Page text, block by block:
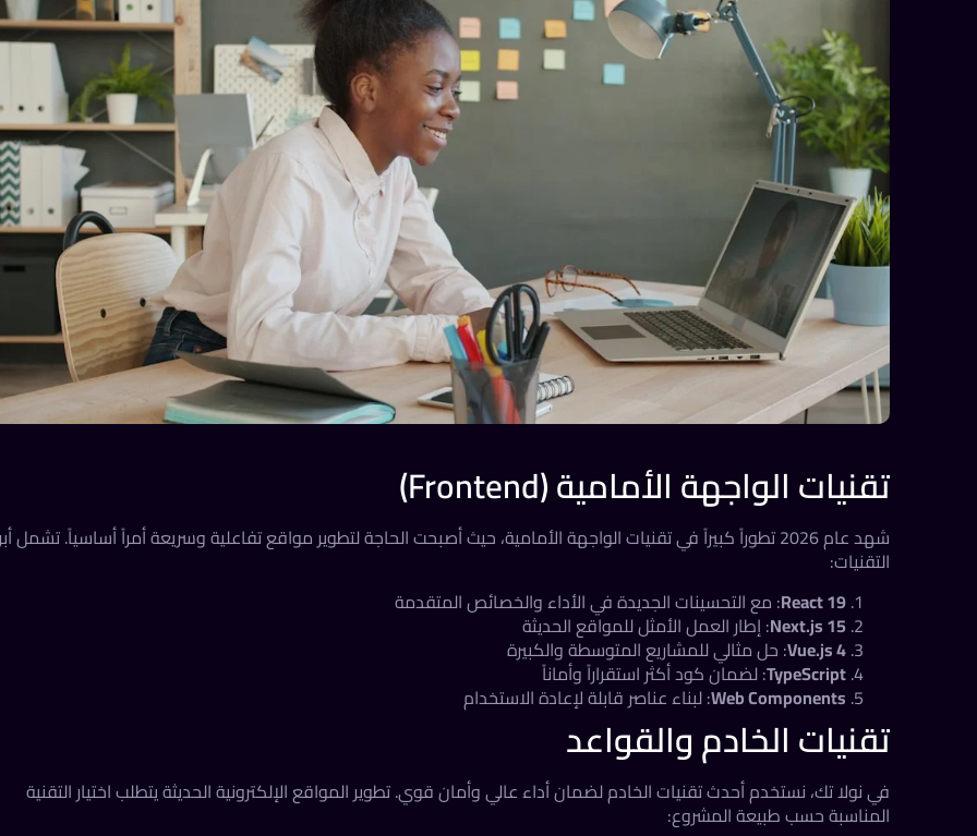
تقنيات الواجهة الأمامية (Frontend)
شهد عام 2026 تطوراً كبيراً في تقنيات الواجهة الأمامية، حيث أصبحت الحاجة لتطوير مواقع تفاعلية وسريعة أمراً أساسياً. تشمل
التقنيات:
React 19: مع التحسينات الجديدة في الأداء والخصائص المتقدمة
Next.js 15: إطار العمل الأمثل للمواقع الحديثة
Vue.js 4: حل مثالي للمشاريع المتوسطة والكبيرة
TypeScript: لضمان كود أكثر استقراراً وأماناً
Web Components: لبناء عناصر قابلة لإعادة الاستخدام
تقنيات الخادم والقواعد
في نولا تك، نستخدم أحدث تقنيات الخادم لضمان أداء عالي وأمان قوي. تطوير المواقع الإلكترونية الحديثة يتطلب اختيار التقنية
المناسبة حسب طبيعة المشروع: